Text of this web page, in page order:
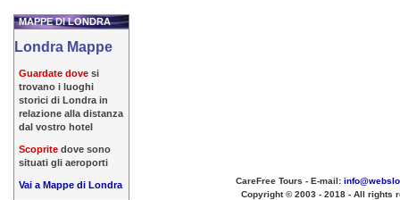
CareFree Tours - E-mail:
Copyright © 2003 - 2018 - All rights
MAPPE DI LONDRA
Londra Mappe
Guardate dove si
trovano i luoghi
storici di Londra in
relazione alla distanza
dal vostro hotel
Scoprite dove sono
situati gli aeroporti
Vai a Mappe di Londra